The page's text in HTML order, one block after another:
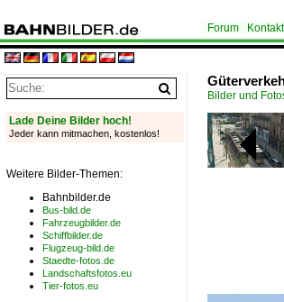
Forum Kontakt
Bilder und
Lade Deine Bilder hoch!
Jeder kann mitmachen, kostenlos!
Weitere Bilder-Themen:
Bahnbilder.de
Bus-bild.de
Fahrzeugbilder.de
Schiffbilder.de
Flugzeug-bild.de
Staedte-fotos.de
Landschaftsfotos.eu
Tier-fotos.eu